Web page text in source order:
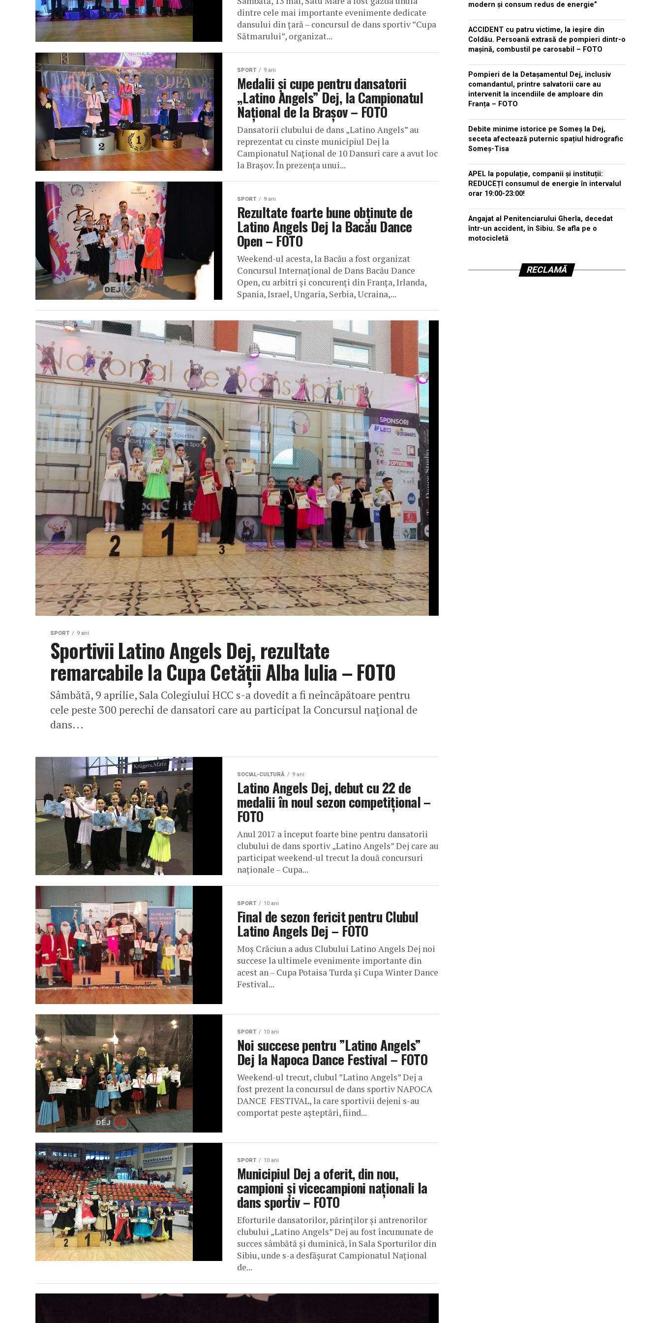
dintre cele mai importante evenimente dedicate
dansului din țară – concursul de dans sportiv ”Cupa
Sătmarului”, organizat...
SPORT 9 ani
Medalii și cupe pentru dansatorii
„Latino Angels” Dej, la Campionatul
Național de la Brașov – FOTO
Dansatorii clubului de dans „Latino Angels” au
reprezentat cu cinste municipiul Dej la
Campionatul Național de 10 Dansuri care a avut loc
la Brașov. În prezența unui...
SPORT 9 ani
Rezultate foarte bune obținute de
Latino Angels Dej la Bacău Dance
Open – FOTO
Weekend-ul acesta, la Bacău a fost organizat
Concursul Internațional de Dans Bacău Dance
Open, cu arbitri și concurenți din Franța, Irlanda,
Spania, Israel, Ungaria, Serbia, Ucraina,...
SPORT 9 ani
Sportivii Latino Angels Dej, rezultate
remarcabile la Cupa Cetății Alba Iulia – FOTO
Sâmbătă, 9 aprilie, Sala Colegiului HCC s-a dovedit a fi neîncăpătoare pentru
cele peste 300 perechi de dansatori care au participat la Concursul național de
dans...
SOCIAL-CULTURĂ 9 ani
Latino Angels Dej, debut cu 22 de
medalii în noul sezon competițional –
FOTO
Anul 2017 a început foarte bine pentru dansatorii
clubului de dans sportiv „Latino Angels” Dej care au
participat weekend-ul trecut la două concursuri
naționale – Cupa...
SPORT 10 ani
Final de sezon fericit pentru Clubul
Latino Angels Dej – FOTO
Moș Crăciun a adus Clubului Latino Angels Dej noi
succese la ultimele evenimente importante din
acest an – Cupa Potaisa Turda și Cupa Winter Dance
Festival...
SPORT 10 ani
Noi succese pentru ”Latino Angels”
Dej la Napoca Dance Festival – FOTO
Weekend-ul trecut, clubul ”Latino Angels” Dej a
fost prezent la concursul de dans sportiv NAPOCA
DANCE FESTIVAL, la care sportivii dejeni s-au
comportat peste așteptări, fiind...
SPORT 10 ani
Municipiul Dej a oferit, din nou,
campioni și vicecampioni naționali la
dans sportiv – FOTO
Eforturile dansatorilor, părinților și antrenorilor
clubului „Latino Angels” Dej au fost încununate de
succes sâmbătă și duminică, în Sala Sporturilor din
Sibiu, unde s-a desfășurat Campionatul Național
de...
modern și consum redus de energie”
ACCIDENT cu patru victime, la ieșire din
Coldău. Persoană extrasă de pompieri dintr-o
mașină, combustil pe carosabil – FOTO
Pompieri de la Detașamentul Dej, inclusiv
comandantul, printre salvatorii care au
intervenit la incendiile de amploare din
Franța – FOTO
Debite minime istorice pe Someș la Dej,
seceta afectează puternic spațiul hidrografic
Someș-Tisa
APEL la populație, companii și instituții:
REDUCEȚI consumul de energie în intervalul
orar 19:00-23:00!
Angajat al Penitenciarului Gherla, decedat
într-un accident, în Sibiu. Se afla pe o
motocicletă
RECLAMĂ